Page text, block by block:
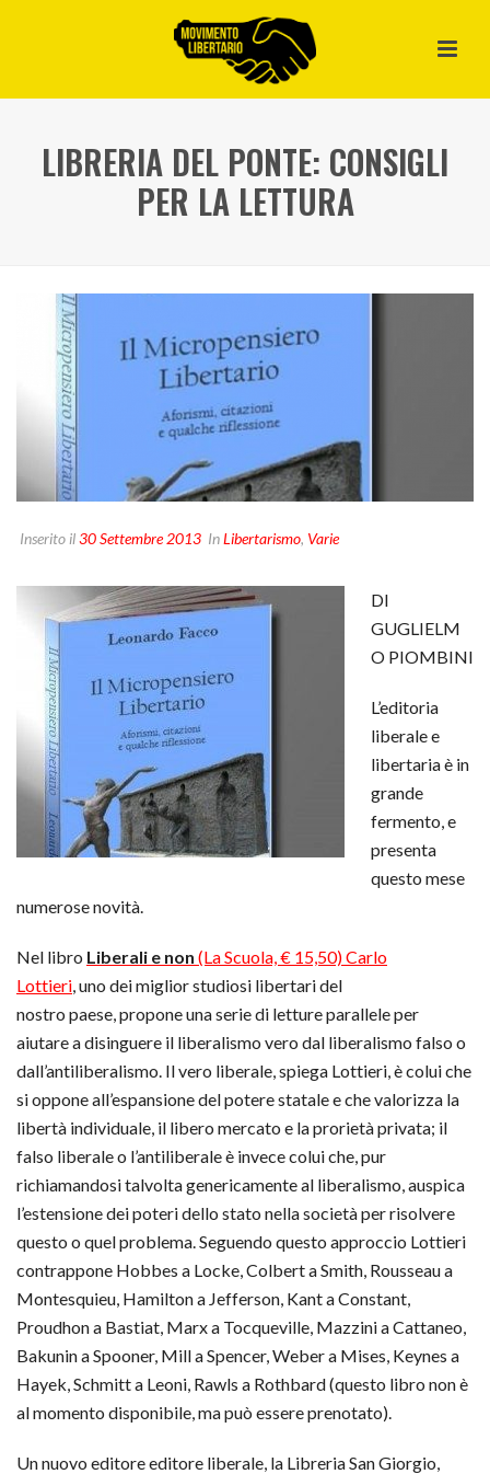
LIBRERIA DEL PONTE: CONSIGLI
PER LA LETTURA
Inserito il30 Settembre 2013 InLibertarismo, Varie
DI
GUGLIELM
O PIOMBINI
L’editoria
liberale e
libertaria è in
grande
fermento, e
presenta
questo mese
numerose novità.
Nel libro Liberali e non (La Scuola, € 15,50) Carlo
Lottieri , uno dei miglior studiosi libertari del
nostro paese, propone una serie di letture parallele per
aiutare a disinguere il liberalismo vero dal liberalismo falso o
dall’antiliberalismo. Il vero liberale, spiega Lottieri, è colui che
si oppone all’espansione del potere statale e che valorizza la
libertà individuale, il libero mercato e la prorietà privata; il
falso liberale o l’antiliberale è invece colui che, pur
richiamandosi talvolta genericamente al liberalismo, auspica
l’estensione dei poteri dello stato nella società per risolvere
questo o quel problema. Seguendo questo approccio Lottieri
contrappone Hobbes a Locke, Colbert a Smith, Rousseau a
Montesquieu, Hamilton a Jefferson, Kant a Constant,
Proudhon a Bastiat, Marx a Tocqueville, Mazzini a Cattaneo,
Bakunin a Spooner, Mill a Spencer, Weber a Mises, Keynes a
Hayek, Schmitt a Leoni, Rawls a Rothbard (questo libro non è
al momento disponibile, ma può essere prenotato).
Un nuovo editore editore liberale, la Libreria San Giorgio,